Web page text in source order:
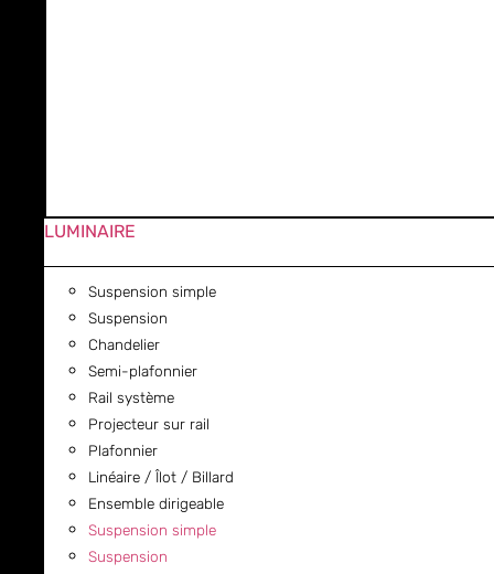
LUMINAIRE
Suspension simple
Suspension
Chandelier
Semi-plafonnier
Rail système
Projecteur sur rail
Plafonnier
Linéaire / Îlot / Billard
Ensemble dirigeable
Suspension simple
Suspension